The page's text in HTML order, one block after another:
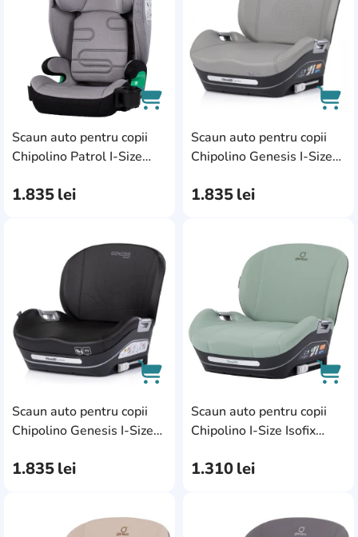
Scaun auto pentru copii
Chipolino Patrol I-Size
Platinum
1.835lei
AddCardToCart
Scaun auto pentru copii
Chipolino Genesis I-Size
Platinum
1.835lei
Scaun auto pentru copii
Chipolino Genesis I-Size
(SDKGES02601NO)
1.835lei
AddCardToFavourite
AddCardToCart
Scaun auto pentru copii
Chipolino I-Size Isofix
(SDKGE02604MA)
1.310lei
AddCardToFavourite